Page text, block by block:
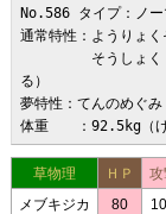
No.586 タイプ：ノ
通常特性：ようりょく
そうしょく（受け
る）
夢特性：てんのめぐみ
体重　　：92.5kg（
草物理 ＨＰ 攻
メブキジカ 80